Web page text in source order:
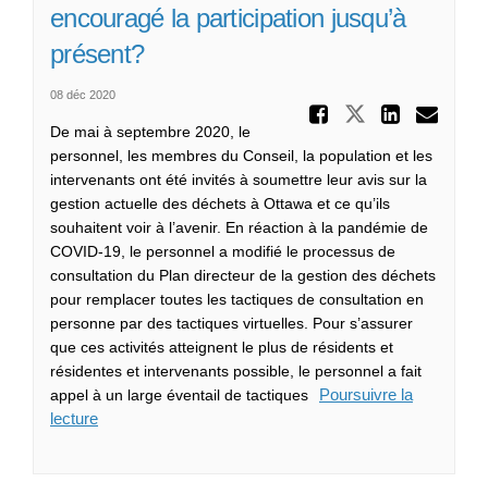
encouragé la participation jusqu’à
présent?
08 déc 2020
Partager
De mai à septembre 2020, le
personnel, les membres du Conseil, la population et les
intervenants ont été invités à soumettre leur avis sur la
gestion actuelle des déchets à Ottawa et ce qu’ils
souhaitent voir à l’avenir. En réaction à la pandémie de
COVID-19, le personnel a modifié le processus de
consultation du Plan directeur de la gestion des déchets
pour remplacer toutes les tactiques de consultation en
personne par des tactiques virtuelles. Pour s’assurer
que ces activités atteignent le plus de résidents et
résidentes et intervenants possible, le personnel a fait
appel à un large éventail de tactiques
Poursuivre la
lecture